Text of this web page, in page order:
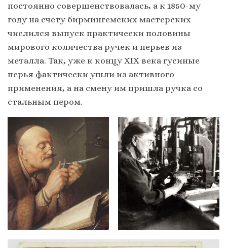
постоянно совершенствовалась, а к 1850-му
году на счету бирмингемских мастерских
числился выпуск практически половины
мирового количества ручек и перьев из
металла. Так, уже к концу ХIX века гусиные
перья фактически ушли из активного
применения, а на смену им пришла ручка со
стальным пером.